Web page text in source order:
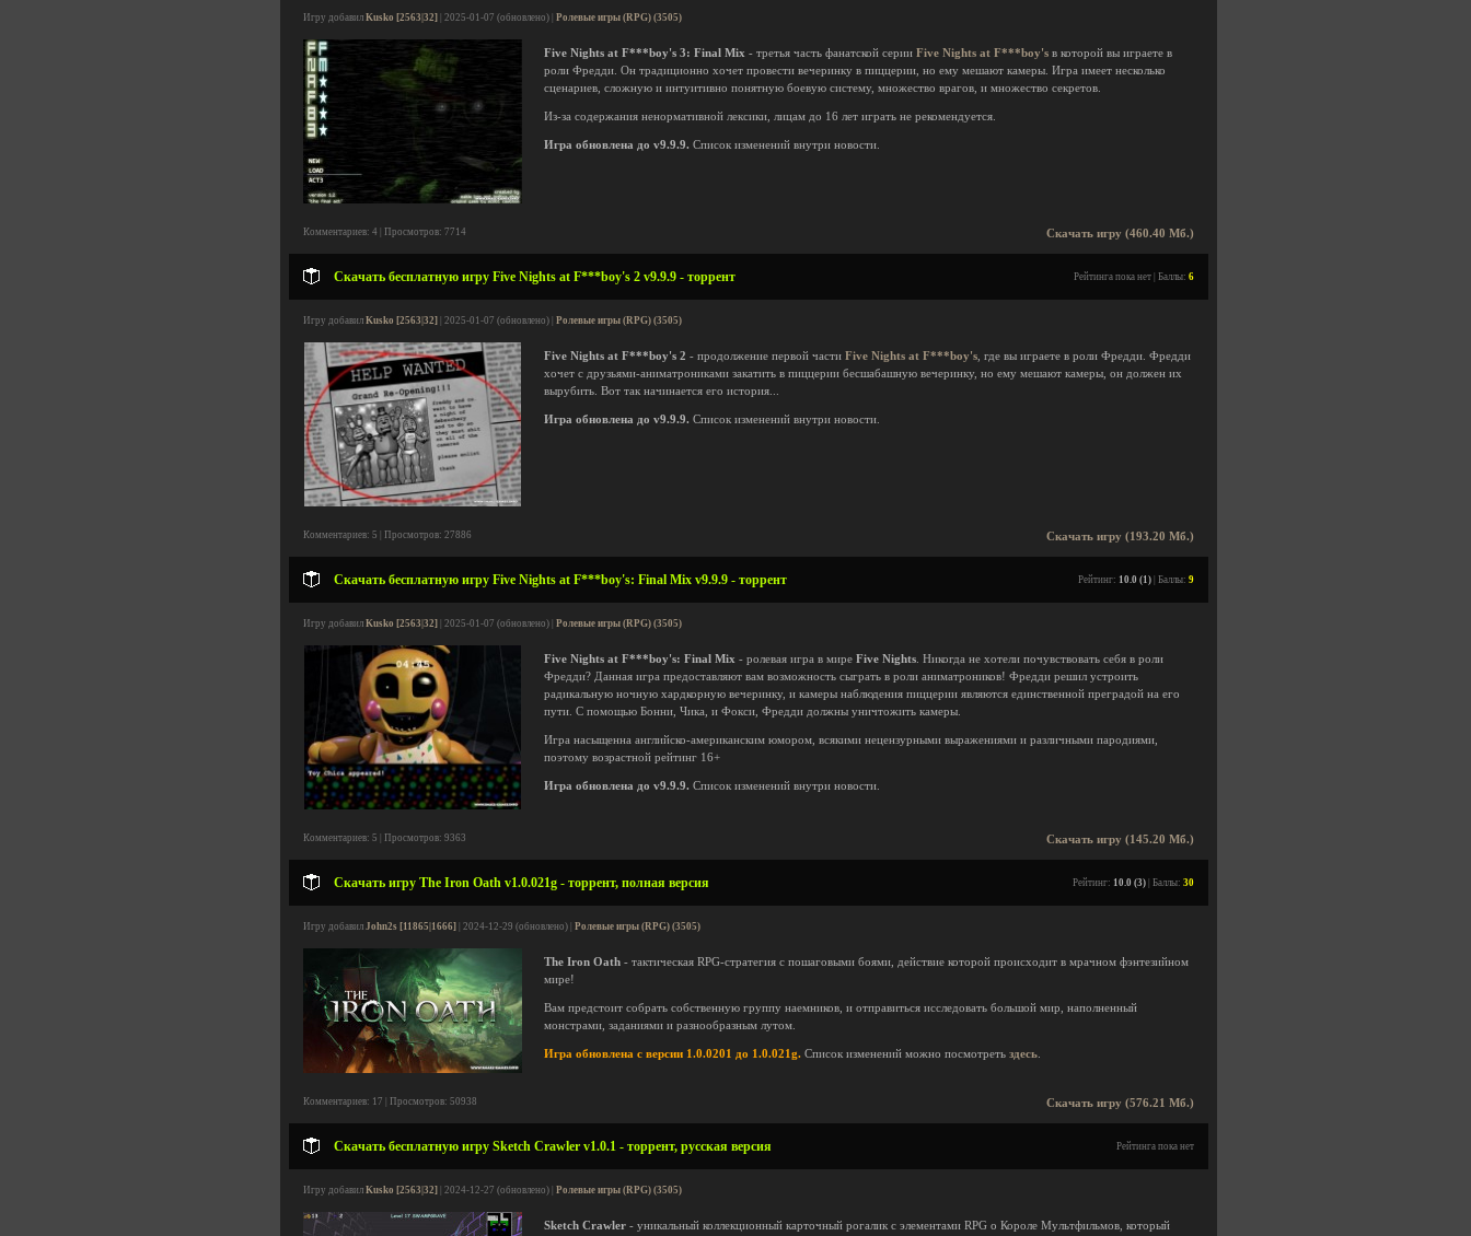
Игру добавил Kusko [2563|32] | 2025-01-07 (обновлено) | Ролевые игры (RPG) (3505)
Five Nights at F***boy's 3: Final Mix - третья часть фанатской серии Five Nights at F***boy's в которой вы играете в
роли Фредди. Он традиционно хочет провести вечеринку в пиццерии, но ему мешают камеры. Игра имеет несколько
сценариев, сложную и интуитивно понятную боевую систему, множество врагов, и множество секретов.
Из-за содержания ненормативной лексики, лицам до 16 лет играть не рекомендуется.
Игра обновлена до v9.9.9. Список изменений внутри новости.
Скачать игру (460.40 Мб.)
Комментариев: 4 | Просмотров: 7714
Скачать бесплатную игру Five Nights at F***boy's 2 v9.9.9 - торрент Рейтинга пока нет | Баллы: 6
Игру добавил Kusko [2563|32] | 2025-01-07 (обновлено) | Ролевые игры (RPG) (3505)
Five Nights at F***boy's 2 - продолжение первой части Five Nights at F***boy's , где вы играете в роли Фредди. Фредди
хочет с друзьями-аниматрониками закатить в пиццерии бесшабашную вечеринку, но ему мешают камеры, он должен их
вырубить. Вот так начинается его история...
Игра обновлена до v9.9.9. Список изменений внутри новости.
Скачать игру (193.20 Мб.)
Комментариев: 5 | Просмотров: 27886
Скачать бесплатную игру Five Nights at F***boy's: Final Mix v9.9.9 - торрент Рейтинг: 10.0 (1) | Баллы: 9
Игру добавил Kusko [2563|32] | 2025-01-07 (обновлено) | Ролевые игры (RPG) (3505)
Five Nights at F***boy's: Final Mix - ролевая игра в мире Five Nights . Никогда не хотели почувствовать себя в роли
Фредди? Данная игра предоставляют вам возможность сыграть в роли аниматроников! Фредди решил устроить
радикальную ночную хардкорную вечеринку, и камеры наблюдения пиццерии являются единственной преградой на его
пути. С помощью Бонни, Чика, и Фокси, Фредди должны уничтожить камеры.
Игра насыщенна английско-американским юмором, всякими нецензурными выражениями и различными пародиями,
поэтому возрастной рейтинг 16+
Игра обновлена до v9.9.9. Список изменений внутри новости.
Скачать игру (145.20 Мб.)
Комментариев: 5 | Просмотров: 9363
Скачать игру The Iron Oath v1.0.021g - торрент, полная версия Рейтинг: 10.0 (3) | Баллы: 30
Игру добавил John2s [11865|1666] | 2024-12-29 (обновлено) | Ролевые игры (RPG) (3505)
The Iron Oath - тактическая RPG-стратегия с пошаговыми боями, действие которой происходит в мрачном фэнтезийном
мире!
Вам предстоит собрать собственную группу наемников, и отправиться исследовать большой мир, наполненный
монстрами, заданиями и разнообразным лутом.
Игра обновлена с версии 1.0.0201 до 1.0.021g. Список изменений можно посмотреть здесь
Скачать игру (576.21 Мб.)
Комментариев: 17 | Просмотров: 50938
Скачать бесплатную игру Sketch Crawler v1.0.1 - торрент, русская версия Рейтинга пока нет
Игру добавил Kusko [2563|32] | 2024-12-27 (обновлено) | Ролевые игры (RPG) (3505)
Sketch Crawler - уникальный коллекционный карточный рогалик с элементами RPG о Короле Мультфильмов, который